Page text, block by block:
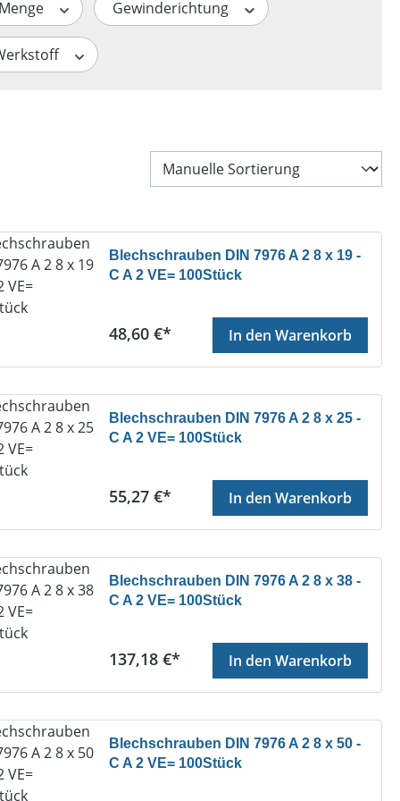
Menge Gewinderichtung
Blechschrauben DIN 7976 A 2 8 x 19 -
C A 2 VE= 100Stück
Regulärer Preis:
48,60 €* In den Warenkorb
Blechschrauben DIN 7976 A 2 8 x 25 -
C A 2 VE= 100Stück
Regulärer Preis:
55,27 €* In den Warenkorb
Blechschrauben DIN 7976 A 2 8 x 38 -
C A 2 VE= 100Stück
Regulärer Preis:
137,18 €* In den Warenkorb
Blechschrauben DIN 7976 A 2 8 x 50 -
C A 2 VE= 100Stück